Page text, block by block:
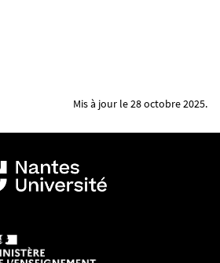
Mis à jour le 28 octobre 2025.